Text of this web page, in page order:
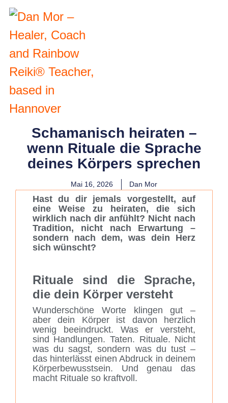
Schamanisch heiraten –
wenn Rituale die Sprache
deines Körpers sprechen
Mai 16, 2026 Dan Mor
Hast du dir jemals vorgestellt, auf
eine Weise zu heiraten, die sich
wirklich nach dir anfühlt? Nicht nach
Tradition, nicht nach Erwartung –
sondern nach dem, was dein Herz
sich wünscht?
Rituale sind die Sprache,
die dein Körper versteht
Wunderschöne Worte klingen gut –
aber dein Körper ist davon herzlich
wenig beeindruckt. Was er versteht,
sind Handlungen. Taten. Rituale. Nicht
was du sagst, sondern was du tust –
das hinterlässt einen Abdruck in deinem
Körperbewusstsein. Und genau das
macht Rituale so kraftvoll.